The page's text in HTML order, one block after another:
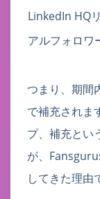
LinkedIn HQリ
アルフォロワ
つまり、期間
で補充されま
プ、補充とい
が、
してきた理由